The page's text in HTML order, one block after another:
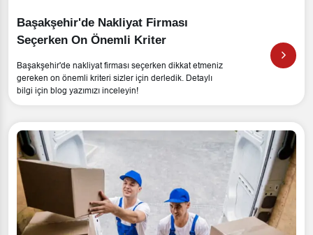
Başakşehir'de Nakliyat Firması
Seçerken On Önemli Kriter
Başakşehir'de nakliyat firması seçerken dikkat etmeniz
gereken on önemli kriteri sizler için derledik. Detaylı
bilgi için blog yazımızı inceleyin!